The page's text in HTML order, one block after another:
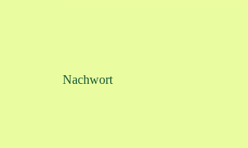
Nachwort